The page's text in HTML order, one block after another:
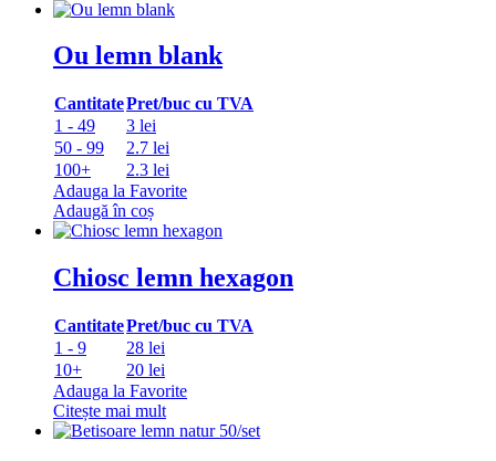
Ou lemn blank
CantitatePret/buc cu TVA
1 - 49
3 lei
50 - 99
2.7 lei
100+
2.3 lei
Adauga la Favorite
Adaugă în coș
Chiosc lemn hexagon
CantitatePret/buc cu TVA
1 - 9
28 lei
10+
20 lei
Adauga la Favorite
Citește mai mult